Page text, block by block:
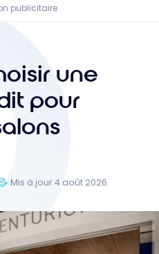
publicitaire
une
pour
Mis à jour 4 août 2026